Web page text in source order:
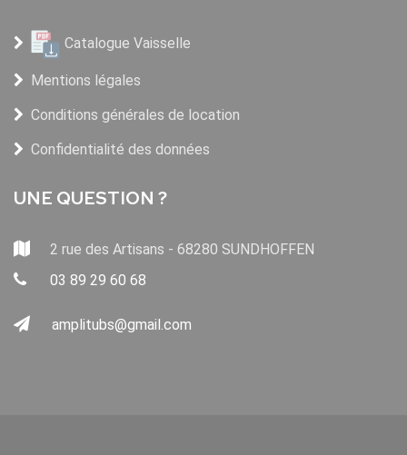
Catalogue Vaisselle
Mentions légales
Conditions générales de location
Confidentialité des données
UNE QUESTION ?
2 rue des Artisans - 68280 SUNDHOFFEN
03 89 29 60 68
amplitubs@gmail.com